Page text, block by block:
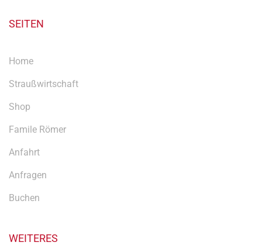
SEITEN
Home
Straußwirtschaft
Shop
Famile Römer
Anfahrt
Anfragen
Buchen
WEITERES